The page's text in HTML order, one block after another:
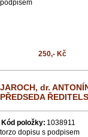
podpisem
250,- Kč
JAROCH, dr.
PŘEDSEDA
Kód položky: 1038911
torzo dopisu s podpisem